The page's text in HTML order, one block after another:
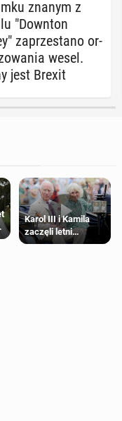
znanym z
"Downton
za­prze­sta­no or­
wesel.
jest Brexit
Karol III i Kamila
zaczęli letni
odpoczynek po